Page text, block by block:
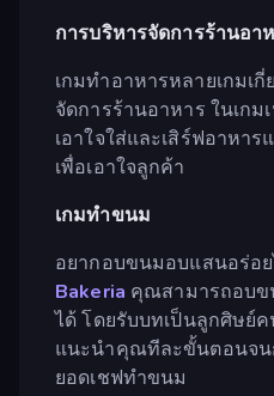
การบริหารจัดการร้านอา
เกมทำอาหารหลายเกมเ
จัดการร้านอาหาร ในเก
เอาใจใส่และเสิร์ฟอาหา
เพื่อเอาใจลูกค้า
เกมทำขนม
อยากอบขนมอบแสนอร่อ
Bakeria คุณสามารถอบ
ได้ โดยรับบทเป็นลูกศิษย์
แนะนำคุณทีละขั้นตอนจน
ยอดเชฟทำขนม